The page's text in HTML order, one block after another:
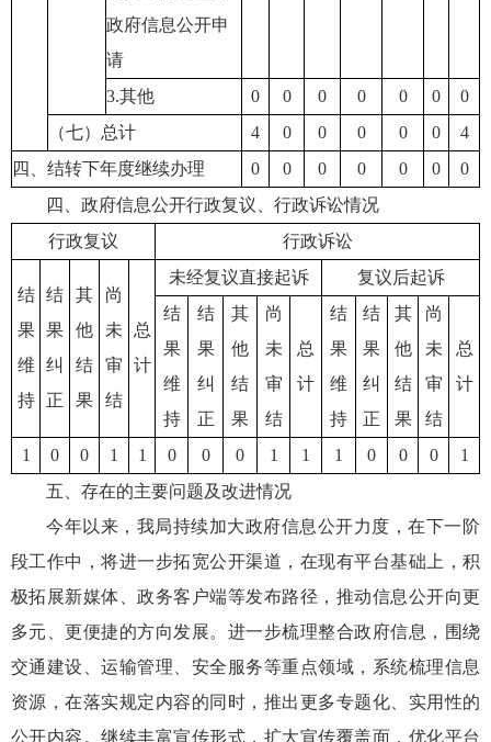
政府信息公开申
请
3.其他 0 0 0 0 0 0
0
（七）总计
4 0 0 0 0 0
4
四、结转下年度继续办理
0 0 0 0 0 0
0
四、政府信息公开行政复议、行政诉讼情况
行政复议
行政诉讼
结
果
维
持
结
果
纠
正
其
他
结
果
尚
未
审
结
总
计
未经复议直接起诉
复议后起诉
结
果
维
持
结
果
纠
正
其
他
结
果
尚
未
审
结
总
计
结
果
维
持
结
果
纠
正
其
他
结
果
尚
未
审
结
总
计
1 0 0 1 1 0 0 0 1 1 1 0 0 0
1
五、存在的主要问题及改进情况
今年以来，我局持续加大政府信息公开力度，在下一阶
段工作中，将进一步拓宽公开渠道，在现有平台基础上，积
极拓展新媒体、政务客户端等发布路径，推动信息公开向更
多元、更便捷的方向发展。进一步梳理整合政府信息，围绕
交通建设、运输管理、安全服务等重点领域，系统梳理信息
资源，在落实规定内容的同时，推出更多专题化、实用性的
公开内容。继续丰富宣传形式，扩大宣传覆盖面，优化平台